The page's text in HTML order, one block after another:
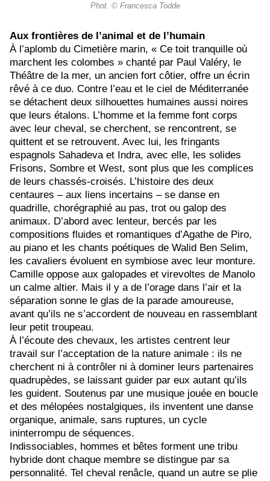
Phot. © Francesca Todde
Aux frontières de l’animal et de l’humain
À l’aplomb du Cimetière marin, « Ce toit tranquille où
marchent les colombes » chanté par Paul Valéry, le
Théâtre de la mer, un ancien fort côtier, offre un écrin
rêvé à ce duo. Contre l’eau et le ciel de Méditerranée
se détachent deux silhouettes humaines aussi noires
que leurs étalons. L’homme et la femme font corps
avec leur cheval, se cherchent, se rencontrent, se
quittent et se retrouvent. Avec lui, les fringants
espagnols Sahadeva et Indra, avec elle, les solides
Frisons, Sombre et West, sont plus que les complices
de leurs chassés-croisés. L’histoire des deux
centaures – aux liens incertains – se danse en
quadrille, chorégraphié au pas, trot ou galop des
animaux. D’abord avec lenteur, bercés par les
compositions fluides et romantiques d’Agathe de Piro,
au piano et les chants poétiques de Walid Ben Selim,
les cavaliers évoluent en symbiose avec leur monture.
Camille oppose aux galopades et virevoltes de Manolo
un calme altier. Mais il y a de l’orage dans l’air et la
séparation sonne le glas de la parade amoureuse,
avant qu’ils ne s’accordent de nouveau en rassemblant
leur petit troupeau.
À l’écoute des chevaux, les artistes centrent leur
travail sur l’acceptation de la nature animale : ils ne
cherchent ni à contrôler ni à dominer leurs partenaires
quadrupèdes, se laissant guider par eux autant qu’ils
les guident. Soutenus par une musique jouée en boucle
et des mélopées nostalgiques, ils inventent une danse
organique, animale, sans ruptures, un cycle
ininterrompu de séquences.
Indissociables, hommes et bêtes forment une tribu
hybride dont chaque membre se distingue par sa
personnalité. Tel cheval renâcle, quand un autre se plie